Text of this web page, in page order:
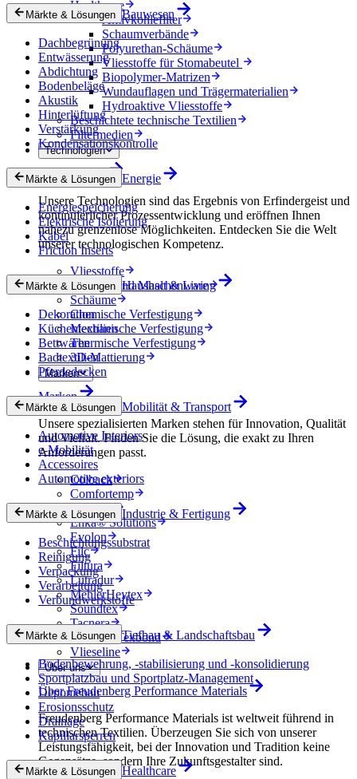
Healthcare
Aktivkohlefilter
Schaumverbände
Polyurethan-Schäume
Vliesstoffe für Stomabeutel
Biopolymer-Matrizen
Wundauflagen und Trägermaterialien
Hydroaktive Vliesstoffe
Beschichtete technische Textilien
Filtermedien
Technologien
Technologien
Unsere Technologien sind das Ergebnis von Erfindergeist und
kontinuierlicher Prozessentwicklung und eröffnen Ihnen
nahezu grenzenlose Möglichkeiten. Entdecken Sie die Welt
unserer technologischen Kompetenz.
Vliesstoffe
Gewebe und Maschenware
Schäume
Chemische Verfestigung
Mechanische Verfestigung
Thermische Verfestigung
3D-Mattierung
Marken
Marken
Unsere spezialisierten Marken stehen für Innovation, Qualität
und Vielfalt. Finden Sie die Lösung, die exakt zu Ihren
Anforderungen passt.
Colback
Comfortemp
Dripstop
Enka® Solutions
Evolon
Filc
Filtura
Lutradur
MehlerHeytex
Soundtex
Tacnera
Terbond-Texbond
Vlieseline
Über uns
Über Freudenberg Performance Materials
Freudenberg Performance Materials ist weltweit führend in
technischen Textilien. Überzeugen Sie sich von unserer
Leistungsfähigkeit, bei der Innovation und Tradition keine
Gegensätze, sondern Ihre Zukunftsgestalter sind.
Märkte & Lösungen Bauwesen
Dachbegrünung
Entwässerung
Abdichtung
Bodenbeläge
Akustik
Hinterlüftung
Verstärkung
Kondensationskontrolle
Märkte & Lösungen Energie
Energiespeicherung
Elektrische Isolierung
Kabel
Friction Inserts
Märkte & Lösungen Haushalt & Living
Dekoration
Küchentextilien
Bettwaren
Badtextilien
Pferdedecken
Märkte & Lösungen Mobilität & Transport
Automotive Interiors
e-Mobilität
Accessoires
Automotive exteriors
Märkte & Lösungen Industrie & Fertigung
Beschichtungssubstrat
Reinigung
Verpackung
Verarbeitung
Verbundwerkstoffe
Märkte & Lösungen Tiefbau & Landschaftsbau
Bodenbewehrung, -stabilisierung und -konsolidierung
Sportplatzbau und Sportplatz-Management
Deponiebau
Erosionsschutz
Drainage
Kapillarsperren
Märkte & Lösungen Healthcare